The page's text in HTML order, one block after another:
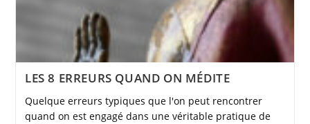
LES 8 ERREURS QUAND ON MÉDITE
Quelque erreurs typiques que l'on peut rencontrer
quand on est engagé dans une véritable pratique de